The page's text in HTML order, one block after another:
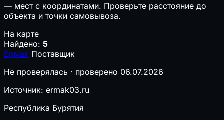
— мест с координатами. Проверьте расстояние до
объекта и точки самовывоза.
На карте
Найдено: 5
Ермак Поставщик
Не проверялась · проверено 06.07.2026
Источник: ermak03.ru
Республика Бурятия